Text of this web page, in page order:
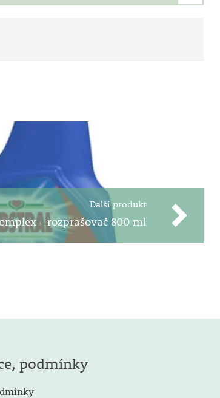
Další produkt
- rozprašovač 800 ml
podmínky